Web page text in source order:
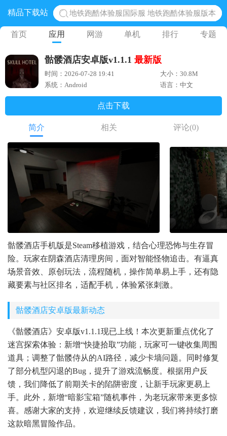
精品下载站
网易光遇手游正版 点亮星空共庆周年
黎明觉醒生机腾讯正版 黎明觉醒生机国际服
首页 应用 网游 单机 排行 专题
骷髅酒店安卓版v1.1.1 最新版
时间：2026-07-28 19:41
大小：30.8M
系统：Android
语言：中文
点击下载
简介 相关 评论(0)
骷髅酒店手机版是Steam移植游戏，结合心理恐怖与生存冒
险。玩家在阴森酒店清理房间，面对智能怪物追击。有逼真
场景音效、原创玩法，流程随机，操作简单易上手，还有隐
藏要素与社区排名，适配手机，体验紧张刺激。
骷髅酒店安卓版最新动态
《骷髅酒店》安卓版v1.1.1现已上线！本次更新重点优化了
迷宫探索体验：新增“快捷拾取”功能，玩家可一键收集周围
道具；调整了骷髅侍从的AI路径，减少卡墙问题。同时修复
了部分机型闪退的Bug，提升了游戏流畅度。根据用户反
馈，我们降低了前期关卡的陷阱密度，让新手玩家更易上
手。此外，新增“暗影宝箱”随机事件，为老玩家带来更多惊
喜。感谢大家的支持，欢迎继续反馈建议，我们将持续打磨
这款暗黑冒险作品。